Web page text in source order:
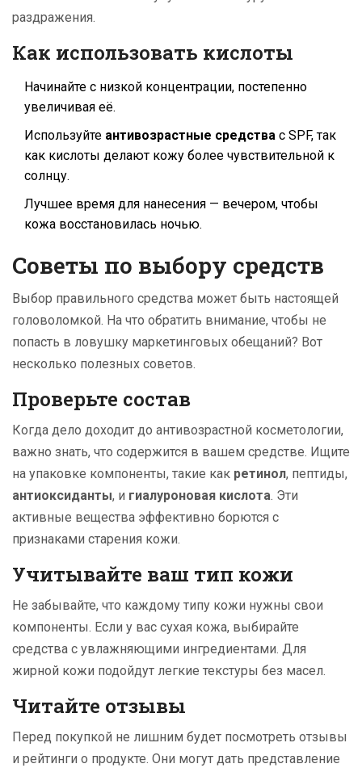
раздражения.
Как использовать кислоты
Начинайте с низкой концентрации, постепенно
увеличивая её.
Используйте антивозрастные средства с SPF, так
как кислоты делают кожу более чувствительной к
солнцу.
Лучшее время для нанесения — вечером, чтобы
кожа восстановилась ночью.
Советы по выбору средств
Выбор правильного средства может быть настоящей
головоломкой. На что обратить внимание, чтобы не
попасть в ловушку маркетинговых обещаний? Вот
несколько полезных советов.
Проверьте состав
Когда дело доходит до антивозрастной косметологии,
важно знать, что содержится в вашем средстве. Ищите
на упаковке компоненты, такие как ретинол, пептиды,
антиоксиданты, и гиалуроновая кислота. Эти
активные вещества эффективно борются с
признаками старения кожи.
Учитывайте ваш тип кожи
Не забывайте, что каждому типу кожи нужны свои
компоненты. Если у вас сухая кожа, выбирайте
средства с увлажняющими ингредиентами. Для
жирной кожи подойдут легкие текстуры без масел.
Читайте отзывы
Перед покупкой не лишним будет посмотреть отзывы
и рейтинги о продукте. Они могут дать представление